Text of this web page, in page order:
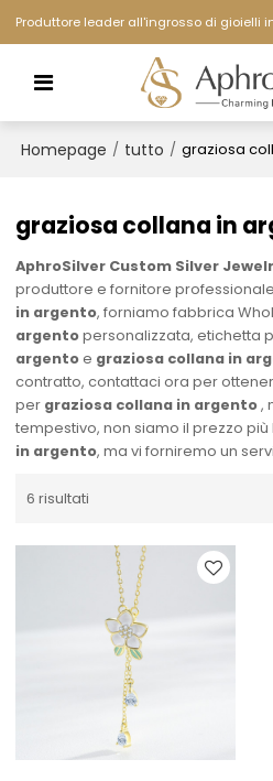
Produttore leader all'ingrosso di gioielli
Homepage / tutto / graziosa
graziosa collana in
AphroSilver Custom Silver
produttore e fornitore
in argento, forniamo fabbrica
argentopersonalizzata, etichetta
argentoe graziosa collana in
contratto, contattaci ora per
per graziosa collana in argento,
tempestivo, non siamo il prezzo più
in argento, ma vi forniremo un
6 risultati